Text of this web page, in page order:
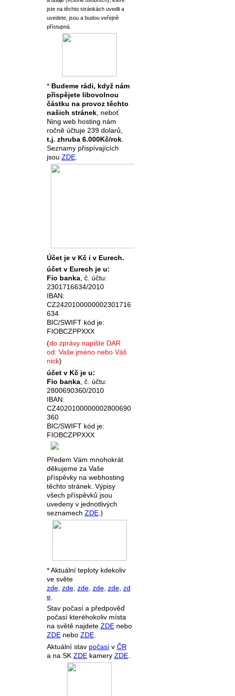
jste na těchto stránkách uvedli a
uvedete, jsou a budou veřejně
přístupná.
* Budeme rádi, když nám
přispějete libovolnou
částku na provoz těchto
našich stránek, neboť
Ning web hosting nám
ročně účtuje 239 dolarů,
t.j. zhruba 6.000Kč/rok.
Seznamy přispívajících
jsou ZDE.
Účet je v Kč i v Eurech.
účet v Eurech je u:
Fio banka, č. účtu:
2301716634/2010
IBAN:
CZ2420100000002301716
634
BIC/SWIFT kód je:
FIOBCZPPXXX
(do zprávy napište DAR
od: Vaše jméno nebo Váš
nick)
účet v Kč je u:
Fio banka, č. účtu:
2800690360/2010
IBAN:
CZ4020100000002800690
360
BIC/SWIFT kód je:
FIOBCZPPXXX
Předem Vám mnohokrát
děkujeme za Vaše
příspěvky na webhosting
těchto stránek. Výpisy
všech příspěvků jsou
uvedeny v jednotlivých
seznamech ZDE.)
* Aktuální teploty kdekoliv
ve světe
zde, zde, zde, zde, zde, zd
e.
Stav počasí a předpověď
počasí kteréhokoliv místa
na světě najdete ZDEnebo
ZDEnebo ZDE.
Aktuální stav počasív ČR
a na SK ZDEkamery ZDE.